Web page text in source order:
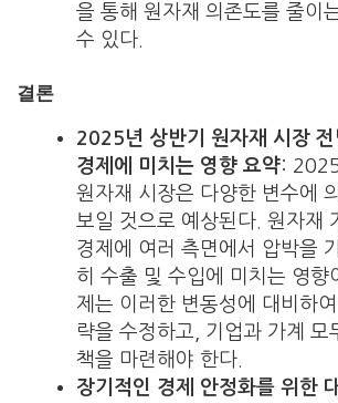
을 통해 원자재 의존도를 줄이
수 있다.
결론
2025년 상반기 원자재 시장
경제에 미치는 영향 요약:
원자재 시장은 다양한 변수에
보일 것으로 예상된다. 원자재
경제에 여러 측면에서 압박을
히 수출 및 수입에 미치는 영향
제는 이러한 변동성에 대비하
략을 수정하고, 기업과 가계 모
책을 마련해야 한다.
장기적인 경제 안정화를 위한